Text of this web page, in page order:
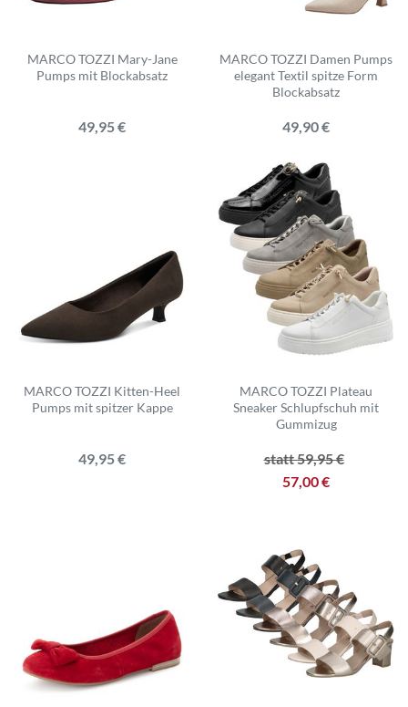
MARCO TOZZI Mary-Jane
Pumps mit Blockabsatz
49,95 €
MARCO TOZZI Damen Pumps
elegant Textil spitze Form
Blockabsatz
49,90 €
MARCO TOZZI Kitten-Heel
Pumps mit spitzer Kappe
49,95 €
MARCO TOZZI Plateau
Sneaker Schlupfschuh mit
Gummizug
statt 59,95 €
57,00 €